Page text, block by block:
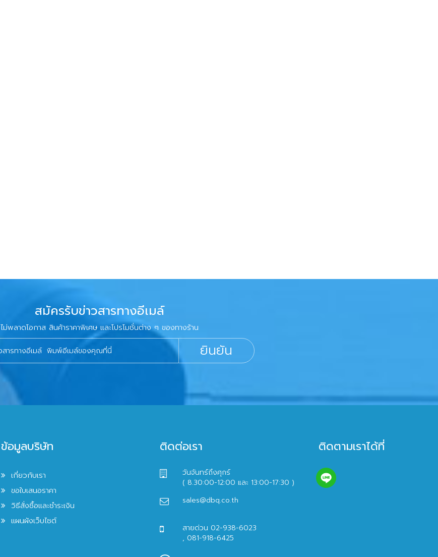
สมัครรับข่าวสารทางอีเมล์
ไม่พลาดโอกาส สินค้าราคาพิเศษ และโปรโมชั่นต่าง ๆ ของทางร้าน
ยินยัน
ข้อมูลบริษัท
เกี่ยวกับเรา
ขอใบเสนอราคา
วิธีสั่งซื้อและชำระเงิน
แผนผังเว็บไซต์
ติดต่อเรา
วันจันทร์ถึงศุกร์
( 8.30:00-12:00 และ 13:00-17:30 )
sales@dbq.co.th
สายด่วน 02-938-6023
, 081-918-6425
ติดตามเราได้ที่